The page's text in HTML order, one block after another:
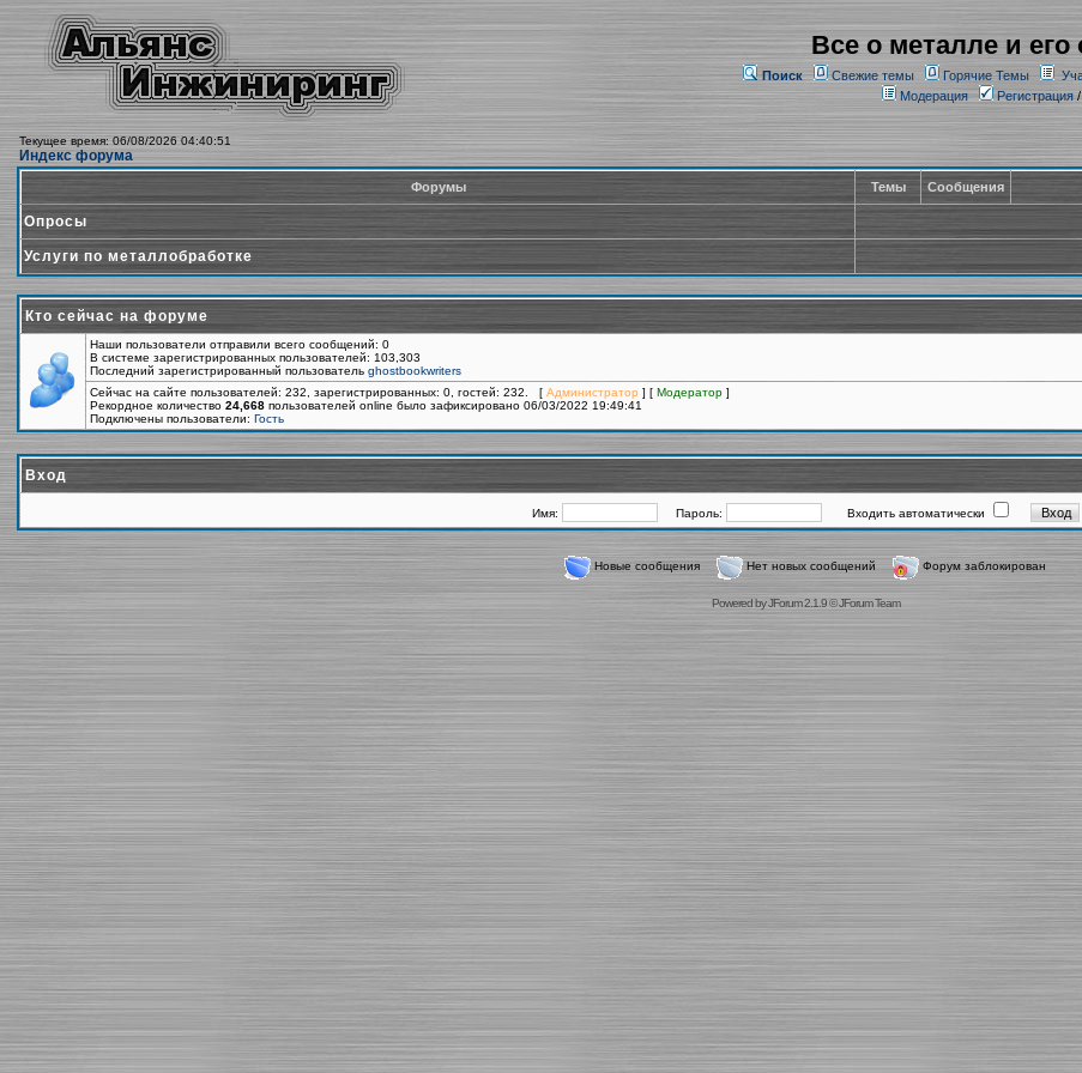
Все о металле и его
Поиск Свежие темы Горячие Темы
Модерация
Регистрация
Текущее время: 06/08/2026 04:40:51
Индекс форума
Форумы Темы Сообщения
Опросы
Услуги по металлобработке
Кто сейчас на форуме
Наши пользователи отправили всего сообщений: 0
В системе зарегистрированных пользователей: 103,303
Последний зарегистрированный пользователь ghostbookwriters
Сейчас на сайте пользователей: 232, зарегистрированных: 0, гостей: 232. [ Администратор ] [ Модератор ]
Рекордное количество 24,668 пользователей online было зафиксировано 06/03/2022 19:49:41
Подключены пользователи: Гость
Вход
Имя: Пароль: Входить автоматически
Новые сообщения Нет новых сообщений Форум заблокирован
Powered byJForum 2.1.9©JForum Team